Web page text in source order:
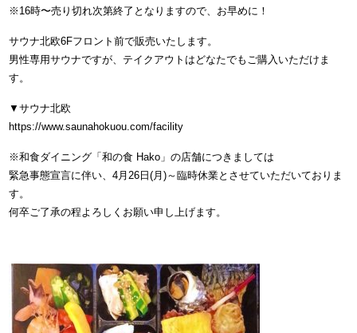
※16時〜売り切れ次第終了となりますので、お早めに！
サウナ北欧6Fフロント前で販売いたします。
男性専用サウナですが、テイクアウトはどなたでもご購入いただけま
す。
▼サウナ北欧
https://www.saunahokuou.com/facility
※和食ダイニング「和の食 Hako」の店舗につきましては
緊急事態宣言に伴い、4月26日(月)～臨時休業とさせていただいておりま
す。
何卒ご了承の程よろしくお願い申し上げます。